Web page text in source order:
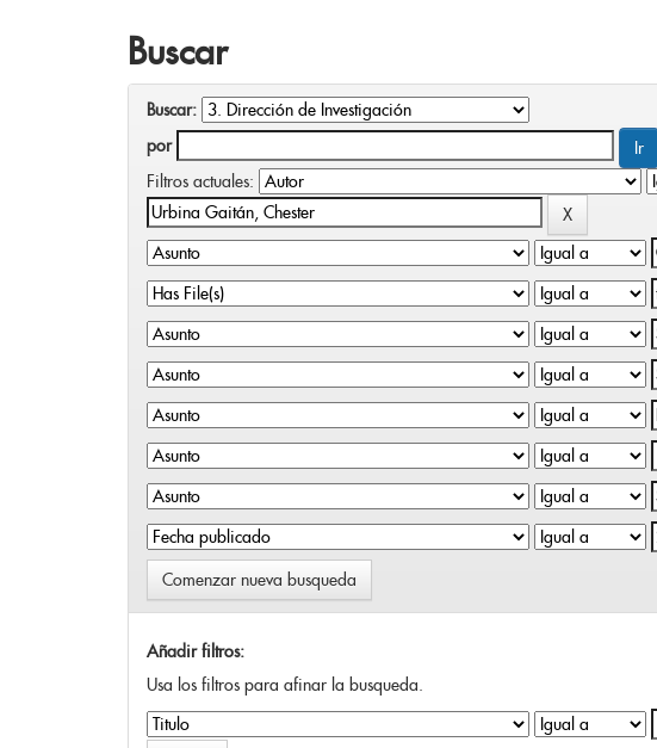
Buscar
Buscar:
por
Filtros actuales:
Comenzar nueva busqueda
Añadir filtros:
Usa los filtros para afinar la busqueda.